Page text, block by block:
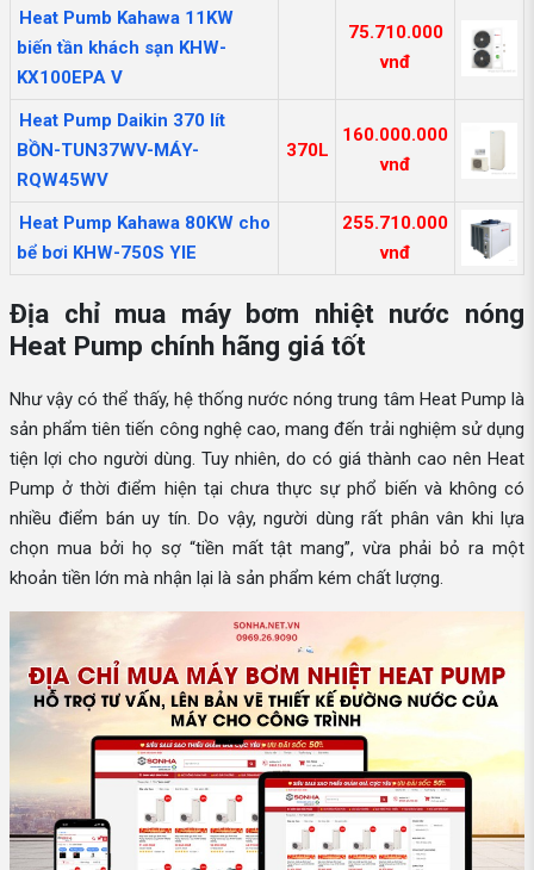
Heat Pumb Kahawa 11KW
biến tần khách sạn KHW-
KX100EPA V
75.710.000
vnđ
Heat Pump Daikin 370 lít
BỒN-TUN37WV-MÁY-
RQW45WV
370L
160.000.000
vnđ
Heat Pump Kahawa 80KW cho
bể bơi KHW-750S YIE
255.710.000
vnđ
Địa chỉ mua máy bơm nhiệt nước nóng
Heat Pump chính hãng giá tốt
Như vậy có thể thấy, hệ thống nước nóng trung tâm Heat Pump là
sản phẩm tiên tiến công nghệ cao, mang đến trải nghiệm sử dụng
tiện lợi cho người dùng. Tuy nhiên, do có giá thành cao nên Heat
Pump ở thời điểm hiện tại chưa thực sự phổ biến và không có
nhiều điểm bán uy tín. Do vậy, người dùng rất phân vân khi lựa
chọn mua bởi họ sợ “tiền mất tật mang”, vừa phải bỏ ra một
khoản tiền lớn mà nhận lại là sản phẩm kém chất lượng.